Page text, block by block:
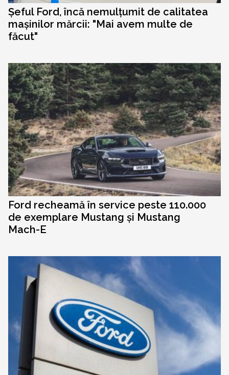
Șeful Ford, încă nemulțumit de calitatea
mașinilor mărcii: "Mai avem multe de
făcut"
Ford recheamă în service peste 110.000
de exemplare Mustang și Mustang
Mach-E